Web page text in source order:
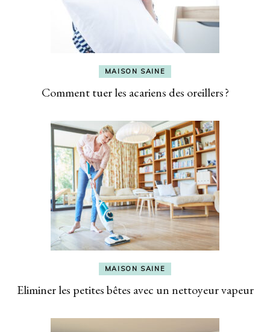
MAISON SAINE
Comment tuer les acariens des oreillers ?
MAISON SAINE
Eliminer les petites bêtes avec un nettoyeur vapeur